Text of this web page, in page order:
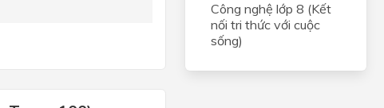
Công nghệ lớp 8 (Kết
nối tri thức với cuộc
sống)